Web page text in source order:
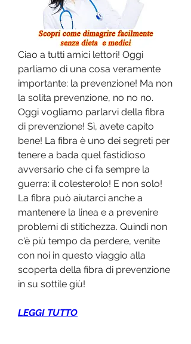
Ciao a tutti amici lettori! Oggi
parliamo di una cosa veramente
importante: la prevenzione! Ma non
la solita prevenzione, no no no.
Oggi vogliamo parlarvi della fibra
di prevenzione! Sì, avete capito
bene! La fibra è uno dei segreti per
tenere a bada quel fastidioso
avversario che ci fa sempre la
guerra: il colesterolo! E non solo!
La fibra può aiutarci anche a
mantenere la linea e a prevenire
problemi di stitichezza. Quindi non
c'è più tempo da perdere, venite
con noi in questo viaggio alla
scoperta della fibra di prevenzione
in su sottile giù!
LEGGI TUTTO